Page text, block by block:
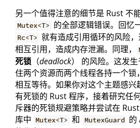
另一个值得注意的细节是 Rust 不
Mutex<T> 的全部逻辑错误。回忆
Rc<T> 就有造成引用循环的风险
相互引用，造成内存泄漏。同理，
死锁 （deadlock） 的风险。这发
住两个资源而两个线程各持一个锁
相互等待。如果你对这个主题感兴
有死锁的 Rust 程序，接着研究任
斥器的死锁规避策略并尝试在
库中 Mutex<T> 和 MutexGuard 的